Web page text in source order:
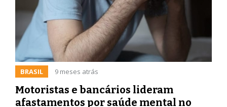
BRASIL 9 meses atrás
Motoristas e bancários lideram
afastamentos por saúde mental no